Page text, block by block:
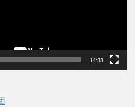
14:33